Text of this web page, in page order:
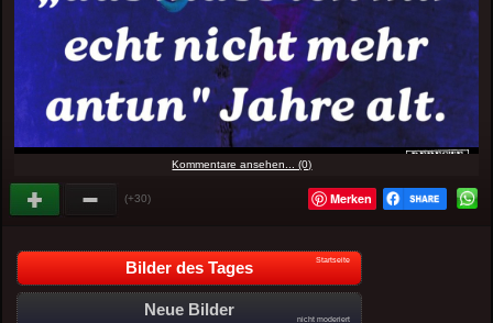
Kommentare ansehen... (0)
(+30) Merken
Bilder des Tages Startseite
Neue Bilder
nicht moderiert